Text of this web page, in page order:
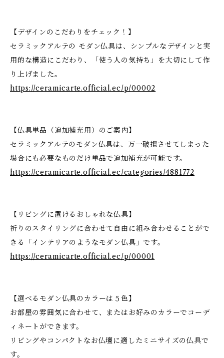
【デザインのこだわりをチェック！】
セラミックアルテの モダン仏具は、シンプルなデザインと実
用的な構造にこだわり、「使う人の気持ち」を大切にして作
り上げました。
https://ceramicarte.official.ec/p/00002
【仏具単品（追加補充用）のご案内】
セラミックアルテのモダン仏具は、万一破損させてしまった
場合にも必要なものだけ単品で追加補充が可能です。
https://ceramicarte.official.ec/categories/4881772
【リビングに置けるおしゃれな仏具】
祈りのスタイリングに合わせて自由に組み合わせることがで
きる「インテリアのようなモダン仏具」です。
https://ceramicarte.official.ec/p/00001
【選べるモダン仏具のカラーは５色】
お部屋の雰囲気に合わせて、またはお好みのカラーでコーデ
ィネートができます。
リビングやコンパクトなお仏壇に適したミニサイズの仏具で
す。